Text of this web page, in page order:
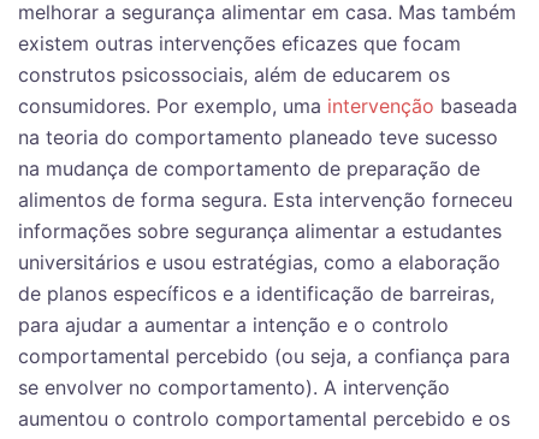
melhorar a segurança alimentar em casa. Mas também
existem outras intervenções eficazes que focam
construtos psicossociais, além de educarem os
consumidores. Por exemplo, uma intervenção baseada
na teoria do comportamento planeado teve sucesso
na mudança de comportamento de preparação de
alimentos de forma segura. Esta intervenção forneceu
informações sobre segurança alimentar a estudantes
universitários e usou estratégias, como a elaboração
de planos específicos e a identificação de barreiras,
para ajudar a aumentar a intenção e o controlo
comportamental percebido (ou seja, a confiança para
se envolver no comportamento). A intervenção
aumentou o controlo comportamental percebido e os